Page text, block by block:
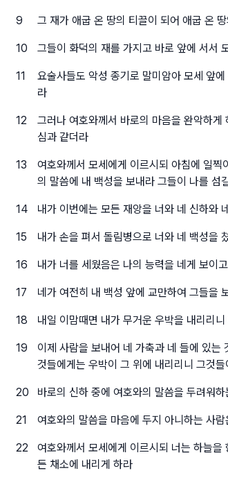
9 그 재가 애굽 온 땅의 티끌이 되어 애굽 온
10 그들이 화덕의 재를 가지고 바로 앞에 서서
11
요술사들도 악성 종기로 말미암아 모세 앞
라
12
그러나 여호와께서 바로의 마음을 완악하
심과 같더라
13
여호와께서 모세에게 이르시되 아침에 일
의 말씀에 내 백성을 보내라 그들이 나를 섬
14 내가 이번에는 모든 재앙을 너와 네 신하와
15 내가 손을 펴서 돌림병으로 너와 네 백성을
16 내가 너를 세웠음은 나의 능력을 네게 보이
17 네가 여전히 내 백성 앞에 교만하여 그들을
18 내일 이맘때면 내가 무거운 우박을 내리리
19
이제 사람을 보내어 네 가축과 네 들에 있는
것들에게는 우박이 그 위에 내리리니 그것
20 바로의 신하 중에 여호와의 말씀을 두려워
21 여호와의 말씀을 마음에 두지 아니하는 사
22
여호와께서 모세에게 이르시되 너는 하늘
든 채소에 내리게 하라